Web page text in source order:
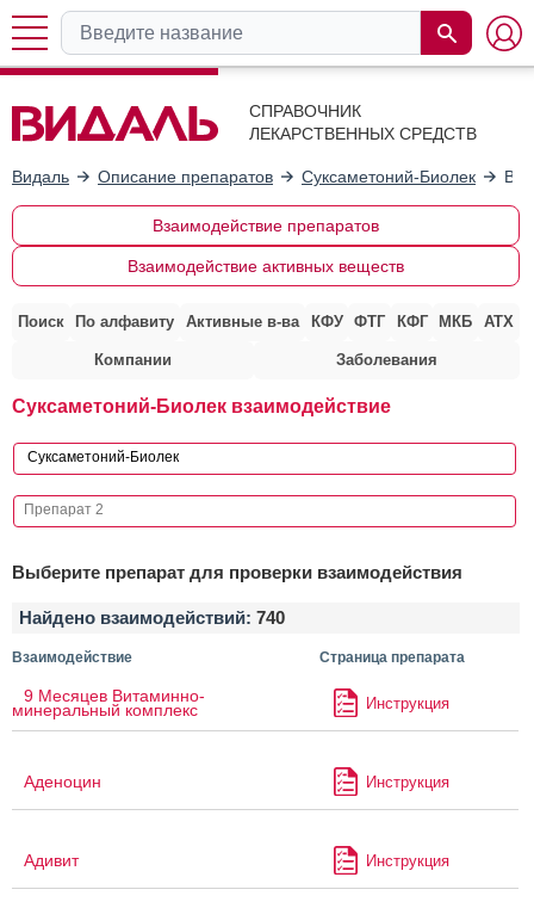
СПРАВОЧНИК
ЛЕКАРСТВЕННЫХ СРЕДСТВ
Видаль Описание препаратов Суксаметоний-Биолек
Взаимодействие препаратов
Взаимодействие активных веществ
Поиск По алфавиту Активные в-ва КФУ ФТГ КФГ МКБ АТХ
Компании Заболевания
Суксаметоний-Биолек взаимодействие
Выберите препарат для проверки взаимодействия
Найдено взаимодействий: 740
Взаимодействие Страница препарата
9 Месяцев Витаминно-
минеральный комплекс Инструкция
Аденоцин Инструкция
Адивит Инструкция